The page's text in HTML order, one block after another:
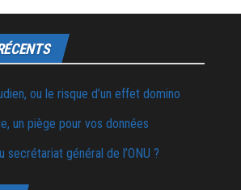
ou le risque d’un effet domino
un piège pour vos données
secrétariat général de l’ONU ?